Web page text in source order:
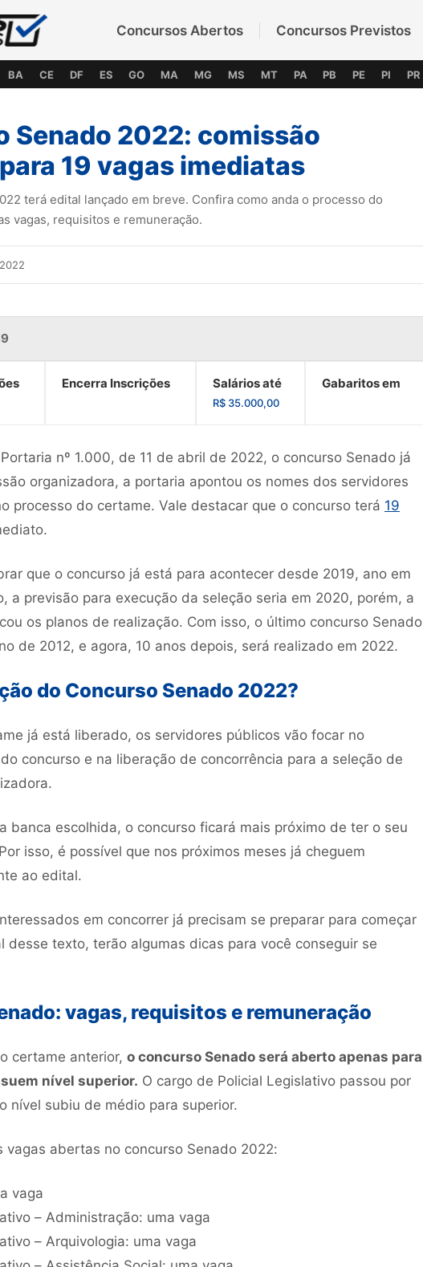
Concursos Abertos Concursos Previstos
BA CE DF ES GO MA MG MS MT PA PB PE PI PR
Senado 2022: comissão
19 vagas imediatas
terá edital lançado em breve. Confira como anda o processo do
vagas, requisitos e remuneração.
Encerra Inscrições Salários até
R$ 35.000,00
Gabaritos em
nº 1.000, de 11 de abril de 2022, o concurso Senado já
organizadora, a portaria apontou os nomes dos servidores
processo do certame. Vale destacar que o concurso terá 19
que o concurso já está para acontecer desde 2019, ano em
a previsão para execução da seleção seria em 2020, porém, a
os planos de realização. Com isso, o último concurso Senado
de 2012, e agora, 10 anos depois, será realizado em 2022.
do Concurso Senado 2022?
já está liberado, os servidores públicos vão focar no
concurso e na liberação de concorrência para a seleção de
banca escolhida, o concurso ficará mais próximo de ter o seu
isso, é possível que nos próximos meses já cheguem
ao edital.
em concorrer já precisam se preparar para começar
desse texto, terão algumas dicas para você conseguir se
vagas, requisitos e remuneração
certame anterior, o concurso Senado será aberto apenas para
nível superior. O cargo de Policial Legislativo passou por
nível subiu de médio para superior.
vagas abertas no concurso Senado 2022:
vaga
– Administração: uma vaga
– Arquivologia: uma vaga